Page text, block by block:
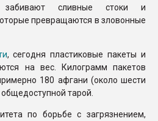
забивают сливные стоки и
превращаются в зловонные
, сегодня пластиковые пакеты и
на вес. Килограмм пакетов
180 афгани (около шести
тарой.
по борьбе с загрязнением,